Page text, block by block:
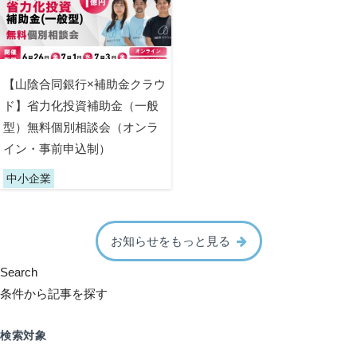
【山陰合同銀行×補助金クラウ
ド】省力化投資補助金（一般
型）無料個別相談会（オンラ
イン・事前申込制）
中小企業
お知らせをもっと見る
Search
条件から記事を探す
検索対象